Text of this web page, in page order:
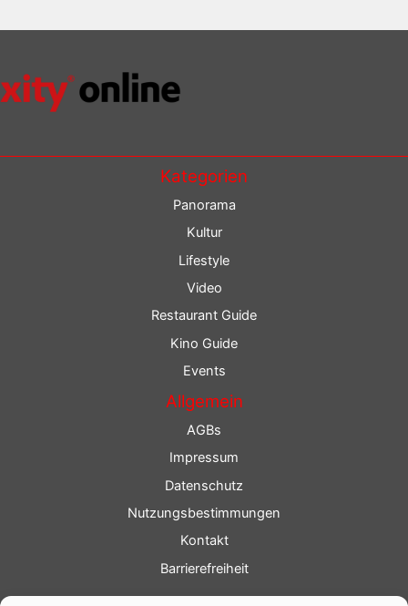
Kategorien
Panorama
Kultur
Lifestyle
Video
Restaurant Guide
Kino Guide
Events
Allgemein
AGBs
Impressum
Datenschutz
Nutzungsbestimmungen
Kontakt
Barrierefreiheit